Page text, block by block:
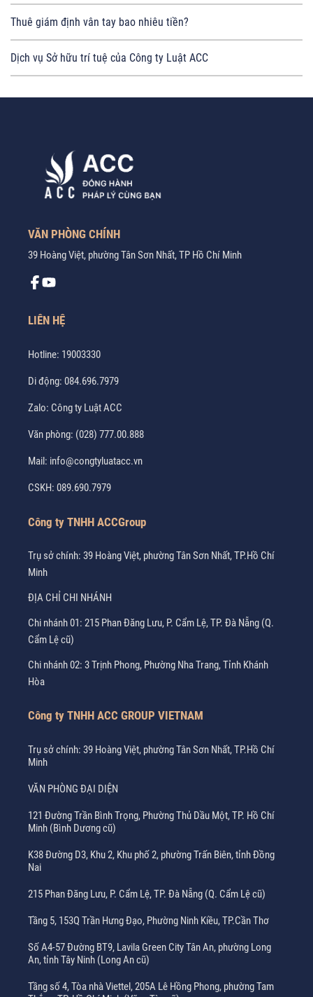
Thuê giám định vân tay bao nhiêu tiền?
Dịch vụ Sở hữu trí tuệ của Công ty Luật ACC
VĂN PHÒNG CHÍNH
39 Hoàng Việt, phường Tân Sơn Nhất, TP Hồ Chí Minh
LIÊN HỆ
Hotline: 19003330
Di động: 084.696.7979
Zalo: Công ty Luật ACC
Văn phòng: (028) 777.00.888
Mail: info@congtyluatacc.vn
CSKH: 089.690.7979
Công ty TNHH ACCGroup
Trụ sở chính: 39 Hoàng Việt, phường Tân Sơn Nhất, TP.Hồ Chí
Minh
ĐỊA CHỈ CHI NHÁNH
Chi nhánh 01: 215 Phan Đăng Lưu, P. Cẩm Lệ, TP. Đà Nẵng (Q.
Cẩm Lệ cũ)
Chi nhánh 02: 3 Trịnh Phong, Phường Nha Trang, Tỉnh Khánh
Hòa
Công ty TNHH ACC GROUP VIETNAM
Trụ sở chính: 39 Hoàng Việt, phường Tân Sơn Nhất, TP.Hồ Chí
Minh
VĂN PHÒNG ĐẠI DIỆN
121 Đường Trần Bình Trọng, Phường Thủ Dầu Một, TP. Hồ Chí
Minh (Bình Dương cũ)
K38 Đường D3, Khu 2, Khu phố 2, phường Trấn Biên, tỉnh Đồng
Nai
215 Phan Đăng Lưu, P. Cẩm Lệ, TP. Đà Nẵng (Q. Cẩm Lệ cũ)
Tầng 5, 153Q Trần Hưng Đạo, Phường Ninh Kiều, TP.Cần Thơ
Số A4-57 Đường BT9, Lavila Green City Tân An, phường Long
An, tỉnh Tây Ninh (Long An cũ)
Tầng số 4, Tòa nhà Viettel, 205A Lê Hồng Phong, phường Tam